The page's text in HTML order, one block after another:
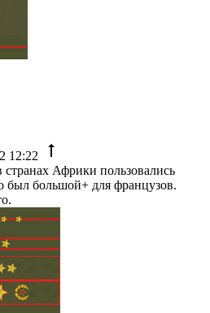
12:22
странах Африки пользовались
был большой+ для французов.